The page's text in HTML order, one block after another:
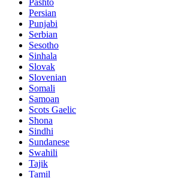
Persian
Punjabi
Serbian
Sesotho
Sinhala
Slovak
Slovenian
Somali
Samoan
Scots Gaelic
Shona
Sindhi
Sundanese
Swahili
Tajik
Tamil